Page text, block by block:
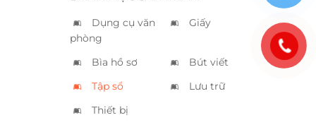
Dụng cụ văn
phòng
Giấy
Bìa hồ sơ
Bút viết
Tập sổ
Lưu trữ
Thiết bị